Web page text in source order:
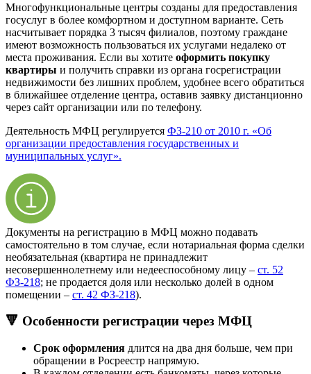
Многофункциональные центры созданы для предоставления
госуслуг в более комфортном и доступном варианте. Сеть
насчитывает порядка 3 тысяч филиалов, поэтому граждане
имеют возможность пользоваться их услугами недалеко от
места проживания. Если вы хотите оформить покупку
квартиры и получить справки из органа госрегистрации
недвижимости без лишних проблем, удобнее всего обратиться
в ближайшее отделение центра, оставив заявку дистанционно
через сайт организации или по телефону.
Деятельность МФЦ регулируется ФЗ-210 от 2010 г. «Об
организации предоставления государственных и
муниципальных услуг».
Документы на регистрацию в МФЦ можно подавать
самостоятельно в том случае, если нотариальная форма сделки
необязательная (квартира не принадлежит
несовершеннолетнему или недееспособному лицу – ст. 52
ФЗ-218; не продается доля или несколько долей в одном
помещении – ст. 42 ФЗ-218).
🔻 Особенности регистрации через МФЦ
Срок оформления длится на два дня больше, чем при
обращении в Росреестр напрямую.